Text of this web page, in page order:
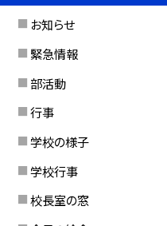
お知らせ
緊急情報
部活動
行事
学校の様子
学校行事
校長室の窓